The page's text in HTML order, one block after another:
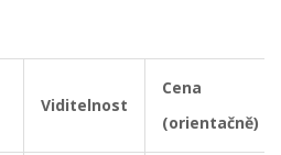
Viditelnost
Cena
(orientačně)